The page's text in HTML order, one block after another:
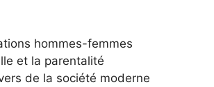
hommes-femmes
et la parentalité
de la société moderne